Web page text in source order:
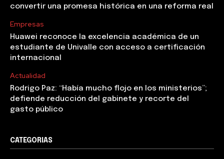
convertir una promesa histórica en una reforma real
Empresas
Huawei reconoce la excelencia académica de un
estudiante de Univalle con acceso a certificación
internacional
Actualidad
Rodrigo Paz: “Había mucho flojo en los ministerios”;
defiende reducción del gabinete y recorte del
gasto público
CATEGORIAS